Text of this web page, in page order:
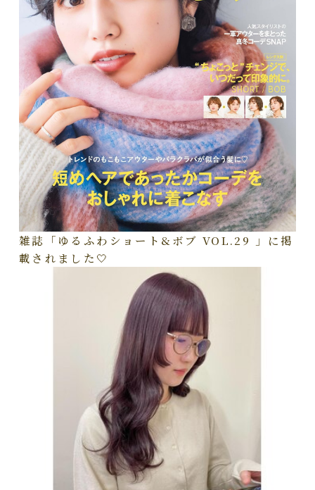
雑誌「ゆるふわショート&ボブ VOL.29 」に掲
載されました🤍